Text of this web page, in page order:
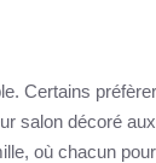
Certains
salon décoré aux
où chacun